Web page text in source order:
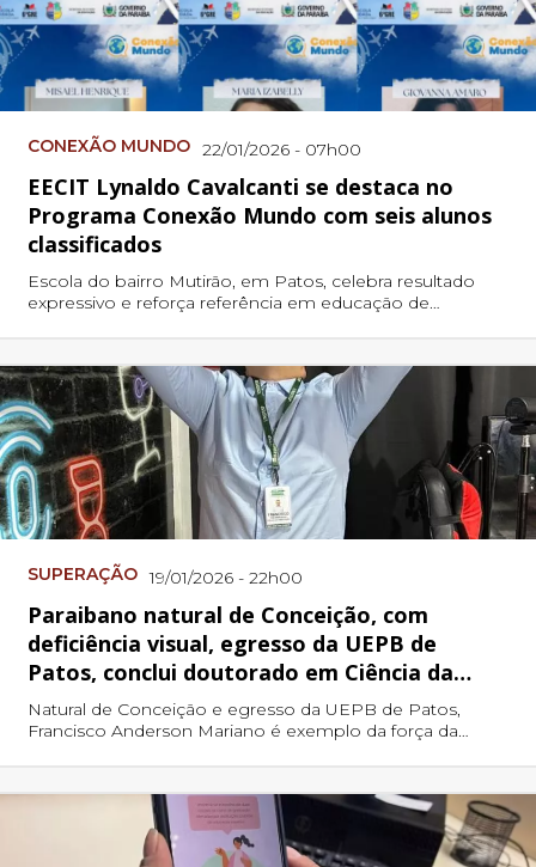
CONEXÃO MUNDO 22/01/2026 - 07h00
EECIT Lynaldo Cavalcanti se destaca no
Programa Conexão Mundo com seis alunos
classificados
Escola do bairro Mutirão, em Patos, celebra resultado
expressivo e reforça referência em educação de
SUPERAÇÃO 19/01/2026 - 22h00
Paraibano natural de Conceição, com
deficiência visual, egresso da UEPB de
Patos, conclui doutorado em Ciência da
Computação pela UNIFESP
Natural de Conceição e egresso da UEPB de Patos,
Francisco Anderson Mariano é exemplo da força da